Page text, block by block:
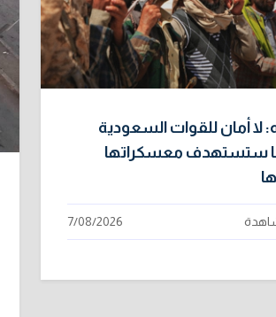
لا أمان للقوات السعودية
ستستهدف معسكراتها
7/08/2026